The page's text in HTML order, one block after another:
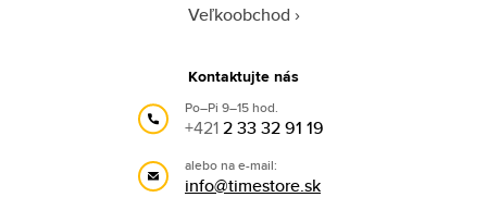
Veľkoobchod
Kontaktujte nás
Po–Pi 9–15 hod.
+4212 33 32 91 19
alebo na e-mail:
info@timestore.sk